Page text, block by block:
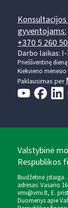
gyventojams:
+370 5 260
Darbo laikas: I-
Prieššventinę
Kiekvieno
Paklausimas per
Valstybinė
Respublikos
Biudžetinė įstaiga.
adresas: Vasario
vmi@vmi.lt, E.
Duomenys apie